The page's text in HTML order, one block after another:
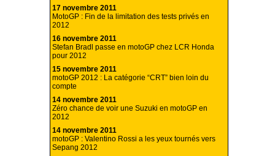
17 novembre 2011
MotoGP : Fin de la limitation des tests privés en
2012
16 novembre 2011
Stefan Bradl passe en motoGP chez LCR Honda
pour 2012
15 novembre 2011
motoGP 2012 : La catégorie “CRT” bien loin du
compte
14 novembre 2011
Zéro chance de voir une Suzuki en motoGP en
2012
14 novembre 2011
motoGP : Valentino Rossi a les yeux tournés vers
Sepang 2012